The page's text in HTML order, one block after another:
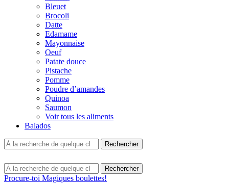
Bleuet
Brocoli
Datte
Edamame
Mayonnaise
Oeuf
Patate douce
Pistache
Pomme
Poudre d’amandes
Quinoa
Saumon
Voir tous les aliments
Balados
Procure-toi Magiques boulettes!